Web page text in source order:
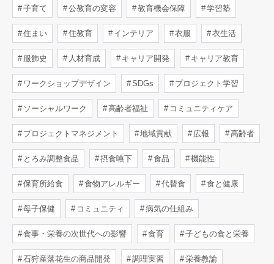
子育て 公教育の変容 教育機会保障 学習塾
住まい 住教育 インテリア 衣服 衣生活
服飾史 人材育成 キャリア開発 キャリア教育
ワークショップデザイン SDGs プロジェクト学習
ソーシャルワーク 高齢者福祉 コミュニティケア
プロジェクトマネジメント 地域貢献 広報 高齢者
とろみ調整食品 摂食嚥下 食品 機能性
保育所給食 食物アレルギー 代替食 食と健康
母子保健 コミュニティ 病気の仕組み
食事・栄養の次世代への影響 食育 子どもの食と栄養
石狩産落花生の商品開発 調理実習 栄養教諭